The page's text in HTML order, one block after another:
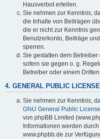
Hausverbot erteilen.
Sie nehmen zur Kenntnis,
die Inhalte von Beiträgen
die er nicht zur Kenntnis
Benutzerkonto, Beiträge
sperren.
Sie gestatten dem
sofern sie gegen o. g.
Betreiber oder einem
4. GENERAL PUBLIC LICENSE
Sie nehmen zur Kenntnis,
GNU General Public
von phpBB Limited
Informationen werden
www.phpbb.de zur